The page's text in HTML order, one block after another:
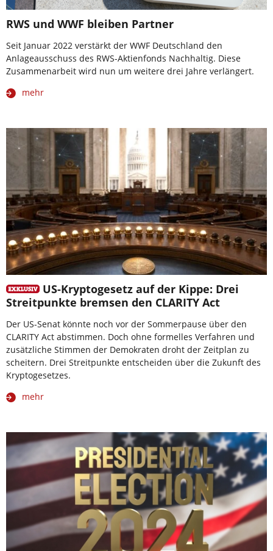
RWS und WWF bleiben Partner
Seit Januar 2022 verstärkt der WWF Deutschland den
Anlageausschuss des RWS-Aktienfonds Nachhaltig. Diese
Zusammenarbeit wird nun um weitere drei Jahre verlängert.
mehr
US-Kryptogesetz auf der Kippe: Drei
Streitpunkte bremsen den CLARITY Act
Der US-Senat könnte noch vor der Sommerpause über den
CLARITY Act abstimmen. Doch ohne formelles Verfahren und
zusätzliche Stimmen der Demokraten droht der Zeitplan zu
scheitern. Drei Streitpunkte entscheiden über die Zukunft des
Kryptogesetzes.
mehr